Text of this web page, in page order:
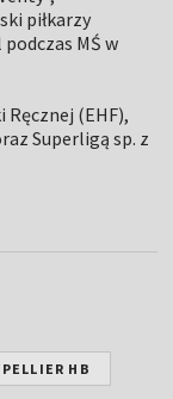
piłkarzy
MŚ w
Ręcznej (EHF),
Superligą sp. z
HB